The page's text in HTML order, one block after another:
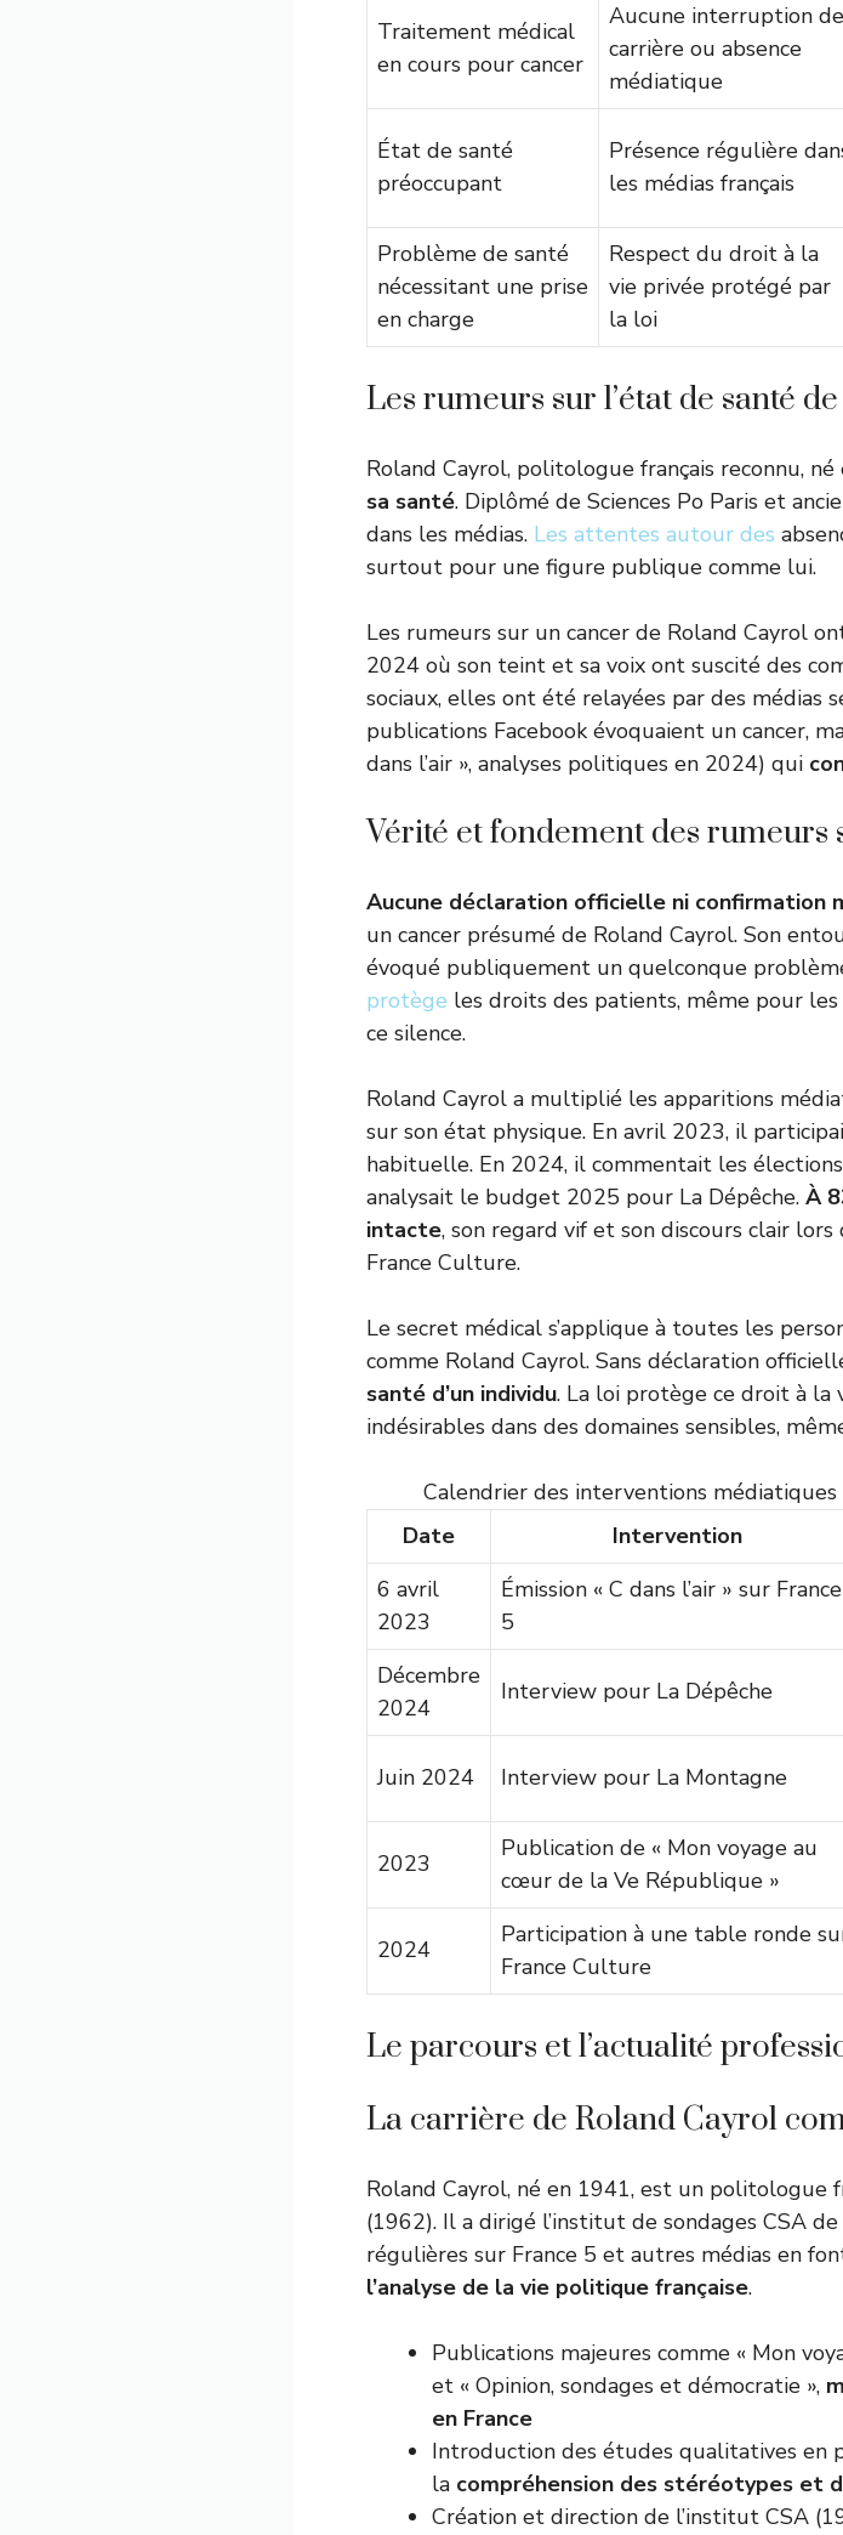
Traitement médical
en cours pour cancer
Aucune interruption de
carrière ou absence
médiatique
État de santé
préoccupant
Présence régulière
les médias français
Problème de santé
nécessitant une prise
en charge
Respect du droit à la
vie privée protégé par
la loi
Les rumeurs sur l’état de santé
Roland Cayrol, politologue français reconnu, né
sa santé. Diplômé de Sciences Po Paris et
dans les médias. Les attentes autour des
surtout pour une figure publique comme lui.
Les rumeurs sur un cancer de Roland Cayrol
2024 où son teint et sa voix ont suscité des
sociaux, elles ont été relayées par des médias
publications Facebook évoquaient un cancer,
dans l’air », analyses politiques en 2024) qui
Vérité et fondement des rumeurs
Aucune déclaration officielle ni confirmation
un cancer présumé de Roland Cayrol. Son
évoqué publiquement un quelconque
protège les droits des patients, même pour
ce silence.
Roland Cayrol a multiplié les apparitions
sur son état physique. En avril 2023, il
habituelle. En 2024, il commentait les
analysait le budget 2025 pour La Dépêche. À
intacte, son regard vif et son discours clair
France Culture.
Le secret médical s’applique à toutes les
comme Roland Cayrol. Sans déclaration
santé d’un individu. La loi protège ce droit à la
indésirables dans des domaines sensibles,
Calendrier des interventions
Date
Intervention
6 avril
2023
Émission « C dans l’air » sur France
5
Décembre
2024
Interview pour La Dépêche
Juin 2024 Interview pour La Montagne
2023
Publication de « Mon voyage au
cœur de la Ve République »
2024
Participation à une table ronde
France Culture
Le parcours et l’actualité
La carrière de Roland Cayrol
Roland Cayrol, né en 1941, est un politologue
(1962). Il a dirigé l’institut de sondages CSA
régulières sur France 5 et autres médias en
l’analyse de la vie politique française.
Publications majeures comme « Mon
et « Opinion, sondages et démocratie »,
en France
Introduction des études qualitatives en
la compréhension des stéréotypes et
Création et direction de l’institut CSA